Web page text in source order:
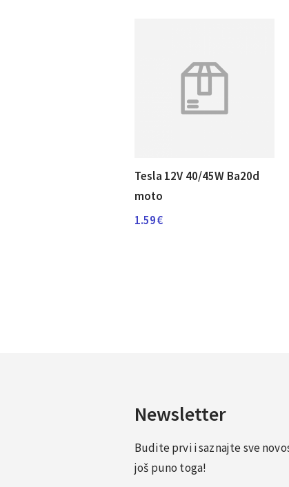
Tesla 12V 40/45W Ba20d
moto
1.59€
Newsletter
Budite prvi i saznajte sve
još puno toga!